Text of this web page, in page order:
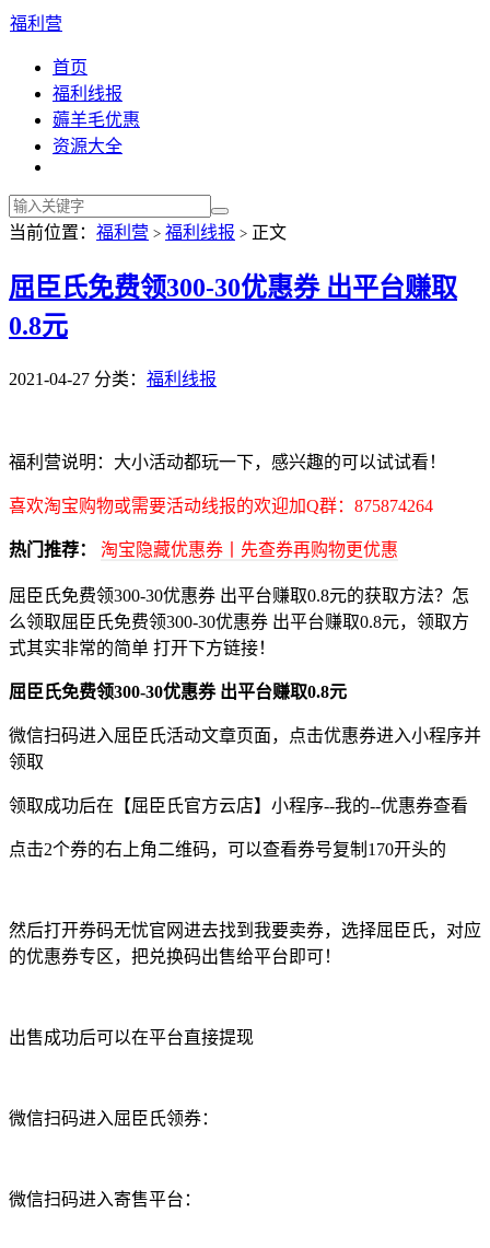
福利营
首页
福利线报
薅羊毛优惠
资源大全
当前位置： 福利营 > 福利线报 > 正文
屈臣氏免费领300-30优惠券 出平台赚取
0.8元
2021-04-27 分类： 福利线报
福利营说明：大小活动都玩一下，感兴趣的可以试试看！
喜欢淘宝购物或需要活动线报的欢迎加Q群：875874264
热门推荐： 淘宝隐藏优惠券丨先查券再购物更优惠
屈臣氏免费领300-30优惠券 出平台赚取0.8元的获取方法？怎
么领取屈臣氏免费领300-30优惠券 出平台赚取0.8元，领取方
式其实非常的简单 打开下方链接！
屈臣氏免费领300-30优惠券 出平台赚取0.8元
微信扫码进入屈臣氏活动文章页面，点击优惠券进入小程序并
领取
领取成功后在【屈臣氏官方云店】小程序--我的--优惠券查看
点击2个券的右上角二维码，可以查看券号复制170开头的
然后打开券码无忧官网进去找到我要卖券，选择屈臣氏，对应
的优惠券专区，把兑换码出售给平台即可！
出售成功后可以在平台直接提现
微信扫码进入屈臣氏领券：
微信扫码进入寄售平台：